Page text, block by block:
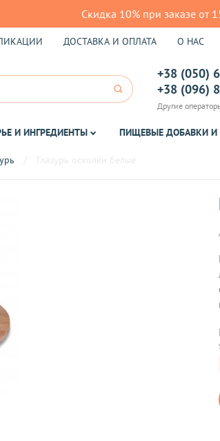
Скидка 10% при заказе от
ДОСТАВКА И ОПЛАТА О НАС
+38 (050)
+38 (096)
Другие
И ИНГРЕДИЕНТЫ ПИЩЕВЫЕ ДОБАВКИ И